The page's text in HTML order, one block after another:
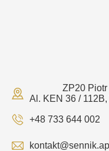
ZP20
Al. KEN 36 /
+48 733 644 002